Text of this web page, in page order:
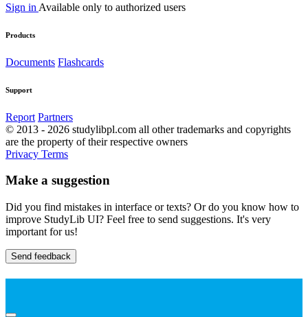
Sign in Available only to authorized users
Products
Documents Flashcards
Support
Report Partners
© 2013 - 2026 studylibpl.com all other trademarks and copyrights
are the property of their respective owners
Privacy Terms
Make a suggestion
Did you find mistakes in interface or texts? Or do you know how to
improve StudyLib UI? Feel free to send suggestions. It's very
important for us!
Send feedback